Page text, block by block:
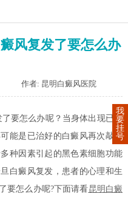
风复发了要怎么办
作者: 昆明白癜风医院
要怎么办呢？当身体出现已经
能是已治好的白癜风再次敲响
种因素引起的黑色素细胞功能
白癜风复发，患者的心理和生
要怎么办呢?下面请看昆明白癜
我
要
挂
号